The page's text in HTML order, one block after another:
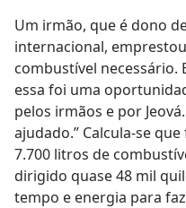
Um irmão, que é dono
internacional,
combustível necessário.
essa foi uma
pelos irmãos e por
ajudado.” Calcula-se
7.700 litros de
dirigido quase 48 mil
tempo e energia para